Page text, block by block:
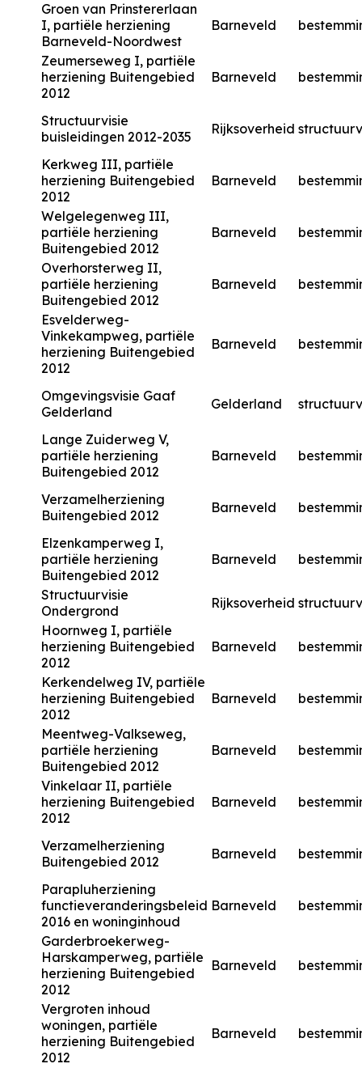
Groen van Prinstererlaan
I, partiële herziening
Barneveld-Noordwest
Barneveld
Zeumerseweg I, partiële
herziening Buitengebied
2012
Barneveld
Structuurvisie
buisleidingen 2012-2035
Rijksoverheid
Kerkweg III, partiële
herziening Buitengebied
2012
Barneveld
Welgelegenweg III,
partiële herziening
Buitengebied 2012
Barneveld
Overhorsterweg II,
partiële herziening
Buitengebied 2012
Barneveld
Esvelderweg-
Vinkekampweg, partiële
herziening Buitengebied
2012
Barneveld
Omgevingsvisie Gaaf
Gelderland
Gelderland
Lange Zuiderweg V,
partiële herziening
Buitengebied 2012
Barneveld
Verzamelherziening
Buitengebied 2012
Barneveld
Elzenkamperweg I,
partiële herziening
Buitengebied 2012
Barneveld
Structuurvisie
Ondergrond
Rijksoverheid
Hoornweg I, partiële
herziening Buitengebied
2012
Barneveld
Kerkendelweg IV, partiële
herziening Buitengebied
2012
Barneveld
Meentweg-Valkseweg,
partiële herziening
Buitengebied 2012
Barneveld
Vinkelaar II, partiële
herziening Buitengebied
2012
Barneveld
Verzamelherziening
Buitengebied 2012
Barneveld
Parapluherziening
functieveranderingsbeleid
2016 en woninginhoud
Barneveld
Garderbroekerweg-
Harskamperweg, partiële
herziening Buitengebied
2012
Barneveld
Vergroten inhoud
woningen, partiële
herziening Buitengebied
2012
Barneveld